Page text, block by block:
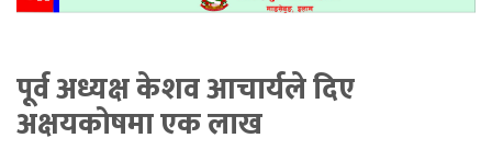
पूर्व अध्यक्ष केशव आचार्यले दिए
अक्षयकोषमा एक लाख